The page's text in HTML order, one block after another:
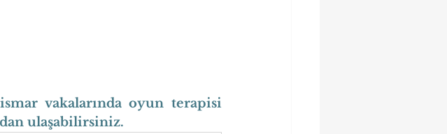
vakalarında oyun terapisi
ulaşabilirsiniz.